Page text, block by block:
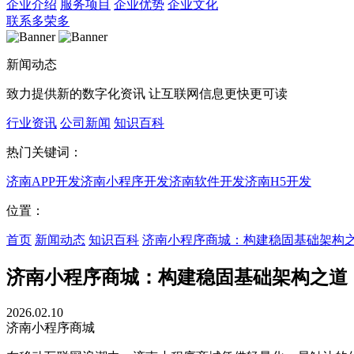
企业介绍 服务项目 企业优势 企业文化
联系多荣多
新闻动态
致力提供新的数字化资讯 让互联网信息更快更可读
行业资讯 公司新闻 知识百科
热门关键词：
济南APP开发济南小程序开发济南软件开发济南H5开发
位置：
首页 新闻动态 知识百科 济南小程序商城：构建稳固基础架构
济南小程序商城：构建稳固基础架构之道
2026.02.10
济南小程序商城